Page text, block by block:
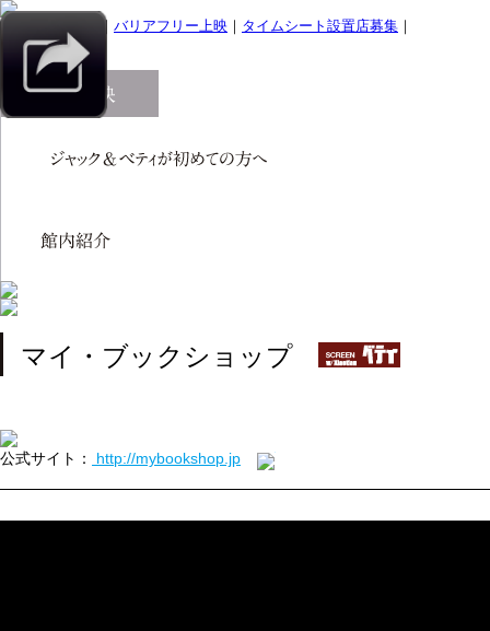
｜ ｜ バリアフリー上映 ｜ タイムシート設置店募集 ｜
マイ・ブックショップ
公式サイト： http://mybookshop.jp